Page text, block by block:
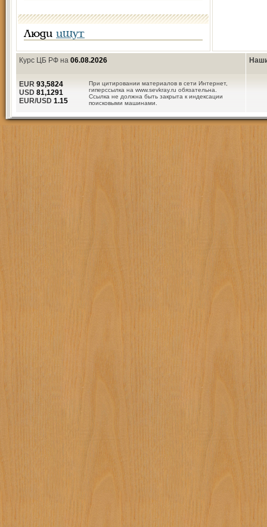
Люди ищут
Курс ЦБ РФ на 06.08.2026
При цитировании материалов в сети Интернет,
гиперссылка на www.sevkray.ru обязательна.
Ссылка не должна быть закрыта к индексации
поисковыми машинами.
EUR 93,5824
USD 81,1291
EUR/USD 1.15